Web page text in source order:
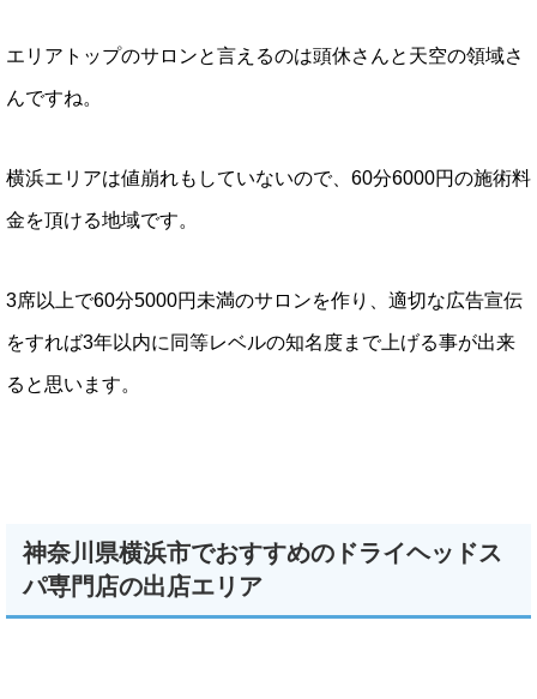
エリアトップのサロンと言えるのは頭休さんと天空の領域さ
んですね。
横浜エリアは値崩れもしていないので、60分6000円の施術料
金を頂ける地域です。
3席以上で60分5000円未満のサロンを作り、適切な広告宣伝
をすれば3年以内に同等レベルの知名度まで上げる事が出来
ると思います。
神奈川県横浜市でおすすめのドライヘッドス
パ専門店の出店エリア